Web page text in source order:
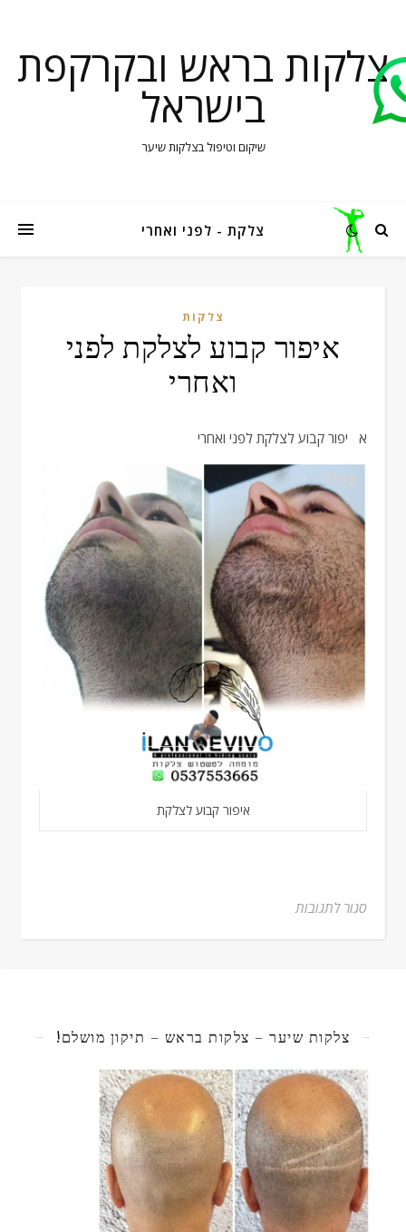
צלקות בראש ובקרקפת
בישראל
שיקום וטיפול בצלקות שיער
צלקת - לפני ואחרי
צלקות
איפור קבוע לצלקת לפני
ואחרי
איפור קבוע לצלקת לפני ואחרי
איפור קבוע לצלקת
סגור לתגובותעל איפור קבוע לצלקת לפני ואחרי
צלקות שיער – צלקות בראש – תיקון מושלם!